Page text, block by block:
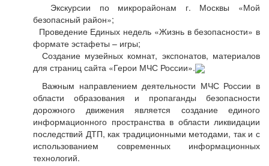
Экскурсии по микрорайонам г. Москвы «Мой
безопасный район»;
Проведение Единых недель «Жизнь в безопасности» в
формате эстафеты – игры;
Создание музейных комнат, экспонатов, материалов
для страниц сайта «Герои МЧС России».
Важным направлением деятельности МЧС России в
области образования и пропаганды безопасности
дорожного движения является создание единого
информационного пространства в области ликвидации
последствий ДТП, как традиционными методами, так и с
использованием современных информационных
технологий.